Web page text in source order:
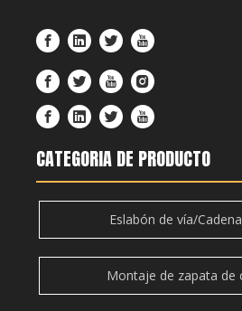
CATEGORIA DE PRODUCTO
Eslabón de vía/
Montaje de zapata de